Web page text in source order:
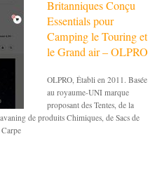
Britanniques Conçu
Essentials pour
Camping le Touring et
le Grand air – OLPRO
OLPRO, Établi en 2011. Basée
au royaume-UNI marque
proposant des Tentes, de la
de produits Chimiques, de Sacs de